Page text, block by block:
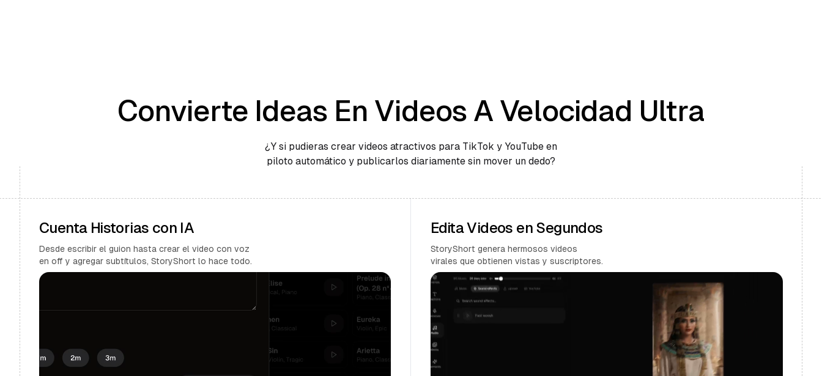
Convierte Ideas En Videos A Velocidad Ultra
¿Y si pudieras crear videos atractivos para TikTok y YouTube en
piloto automático y publicarlos diariamente sin mover un dedo?
Cuenta Historias con IA
Desde escribir el guion hasta crear el video con voz
en off y agregar subtítulos, StoryShort lo hace todo.
Edita Videos en Segundos
StoryShort genera hermosos videos
virales que obtienen vistas y suscriptores.